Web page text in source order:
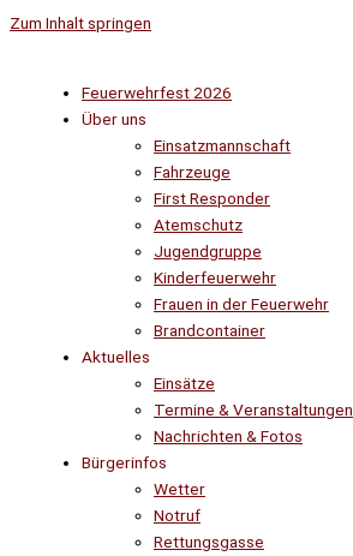
Zum Inhalt springen
Feuerwehrfest 2026
Über uns
Einsatzmannschaft
Fahrzeuge
First Responder
Atemschutz
Jugendgruppe
Kinderfeuerwehr
Frauen in der Feuerwehr
Brandcontainer
Aktuelles
Einsätze
Termine & Veranstaltungen
Nachrichten & Fotos
Bürgerinfos
Wetter
Notruf
Rettungsgasse